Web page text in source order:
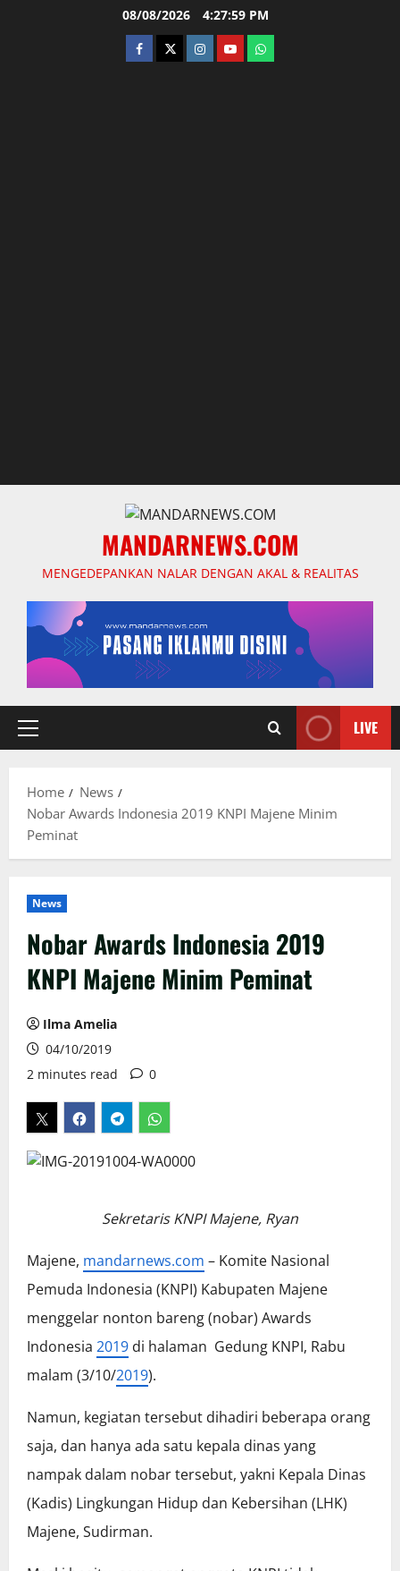
08/08/2026 4:28:00 PM
facebooktwitterinstagram.com
youtubewhatsapp
MANDARNEWS.COM
MENGEDEPANKAN NALAR DENGAN AKAL & REALITAS
Primary
LIVE
Home
News
Nobar Awards Indonesia 2019 KNPI Majene Minim
Peminat
News
Nobar Awards Indonesia 2019
KNPI Majene Minim Peminat
Ilma Amelia
04/10/2019
2 minutes read
0
Sekretaris KNPI Majene, Ryan
Majene, mandarnews.com – Komite Nasional
Pemuda Indonesia (KNPI) Kabupaten Majene
menggelar nonton bareng (nobar) Awards
Indonesia 2019 di halaman Gedung KNPI, Rabu
malam (3/10/2019).
Namun, kegiatan tersebut dihadiri beberapa orang
saja, dan hanya ada satu kepala dinas yang
nampak dalam nobar tersebut, yakni Kepala Dinas
(Kadis) Lingkungan Hidup dan Kebersihan (LHK)
Majene, Sudirman.